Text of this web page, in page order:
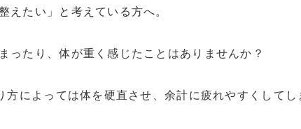
えたい」と考えている方へ。
ったり、体が重く感じたことはありませんか？
によっては体を硬直させ、余計に疲れやすくしてし